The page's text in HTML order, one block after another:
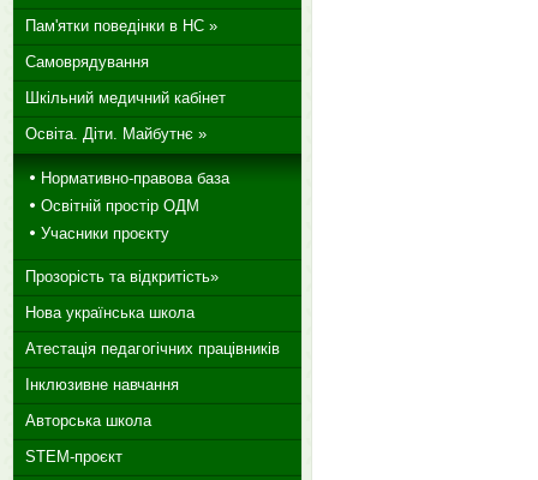
Пам'ятки поведінки в НС »
Самоврядування
Шкільний медичний кабінет
Освіта. Діти. Майбутнє »
Нормативно-правова база
Освітній простір ОДМ
Учасники проєкту
Прозорість та відкритість»
Нова українська школа
Атестація педагогічних працівників
Інклюзивне навчання
Авторська школа
STEM-проєкт